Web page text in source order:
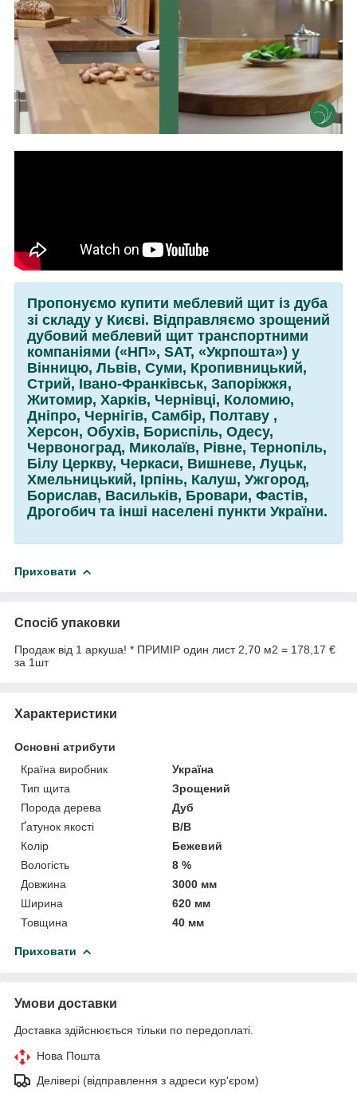
Пропонуємо купити меблевий щит із дуба
зі складу у Києві. Відправляємо зрощений
дубовий меблевий щит транспортними
компаніями («НП», SАТ, «Укрпошта») у
Вінницю, Львів, Суми, Кропивницький,
Стрий, Івано-Франківськ, Запоріжжя,
Житомир, Харків, Чернівці, Коломию,
Дніпро, Чернігів, Самбір, Полтаву ,
Херсон, Обухів, Бориспіль, Одесу,
Червоноград, Миколаїв, Рівне, Тернопіль,
Білу Церкву, Черкаси, Вишневе, Луцьк,
Хмельницький, Ірпінь, Калуш, Ужгород,
Борислав, Васильків, Бровари, Фастів,
Дрогобич та інші населені пункти України.
Приховати
Спосіб упаковки
Продаж від 1 аркуша! * ПРИМІР один лист 2,70 м2 = 178,17 €
за 1шт
Характеристики
Основні атрибути
Країна виробник
Україна
Тип щита
Зрощений
Порода дерева
Дуб
Ґатунок якості
В/В
Колір
Бежевий
Вологість
8 %
Довжина
3000 мм
Ширина
620 мм
Товщина
40 мм
Приховати
Умови доставки
Доставка здійснюється тільки по передоплаті.
Нова Пошта
Делівері (відправлення з адреси кур'єром)